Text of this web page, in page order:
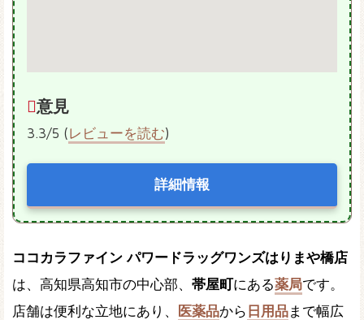
意見
3.3/5 (レビューを読む)
詳細情報
ココカラファイン パワードラッグワンズはりまや橋店
は、高知県高知市の中心部、 帯屋町にある薬局です。
店舗は便利な立地にあり、
医薬品から 日用品まで幅広